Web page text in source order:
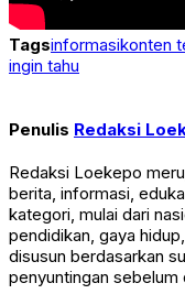
Tagsinformasikonten
ingin tahu
Penulis Redaksi
Redaksi Loekepo
berita, informasi,
kategori, mulai dari
pendidikan, gaya
disusun berdasarkan
penyuntingan sebelum